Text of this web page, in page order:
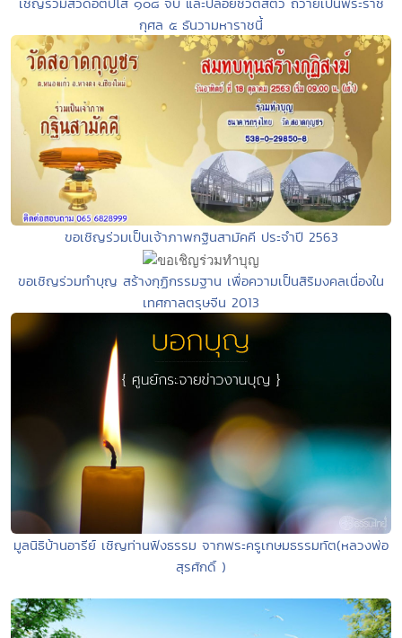
กุศล ๕ ธันวามหาราชนี้
ขอเชิญร่วมเป็นเจ้าภาพกฐินสามัคคี ประจำปี 2563
ขอเชิญร่วมทำบุญ สร้างกุฏิกรรมฐาน เพื่อความเป็นสิริมงคลเนื่องใน
เทศกาลตรุษจีน 2013
มูลนิธิบ้านอารีย์ เชิญท่านฟังธรรม จากพระครูเกษมธรรมทัต(หลวงพ่อ
สุรศักดิ์ )